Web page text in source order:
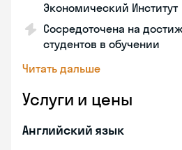
Экономический Институт
Сосредоточена на
студентов в обучении
Читать дальше
Услуги и цены
Английский язык